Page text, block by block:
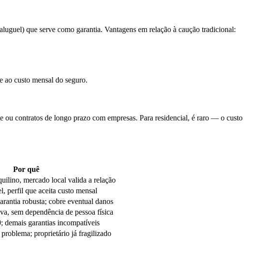
que serve como garantia. Vantagens em relação à caução tradicional:
custo mensal do seguro.
contratos de longo prazo com empresas. Para residencial, é raro — o custo
Por quê
mercado local valida a relação
perfil que aceita custo mensal
robusta; cobre eventual danos
sem dependência de pessoa física
demais garantias incompatíveis
proprietário já fragilizado